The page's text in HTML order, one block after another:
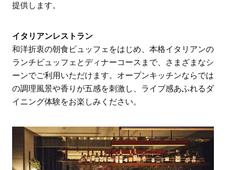
提供します。
イタリアンレストラン
和洋折衷の朝食ビュッフェをはじめ、本格イタリアンの
ランチビュッフェとディナーコースまで、さまざまなシ
ーンでご利用いただけます。オープンキッチンならでは
の調理風景や香りが五感を刺激し、ライブ感あふれるダ
イニング体験をお楽しみください。